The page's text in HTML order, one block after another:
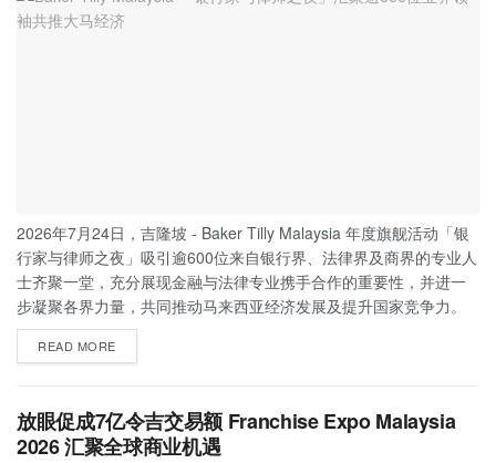
2026年7月24日，吉隆坡 - Baker Tilly Malaysia 年度旗舰活动「银
行家与律师之夜」吸引逾600位来自银行界、法律界及商界的专业人
士齐聚一堂，充分展现金融与法律专业携手合作的重要性，并进一
步凝聚各界力量，共同推动马来西亚经济发展及提升国家竞争力。
READ MORE
放眼促成7亿令吉交易额 Franchise Expo Malaysia
2026 汇聚全球商业机遇